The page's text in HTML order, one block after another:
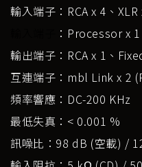
輸入端子：RCA x 4、XLR
：Processor x 1
輸出端子：RCA x 1、
互連端子：mbl Link x 2
頻率響應：DC-200 KHz
最低失真：< 0.001 %
訊噪比：98 dB (空載) /